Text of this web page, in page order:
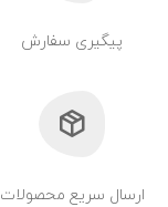
پیگیری سفارش
ارسال سریع محصولات